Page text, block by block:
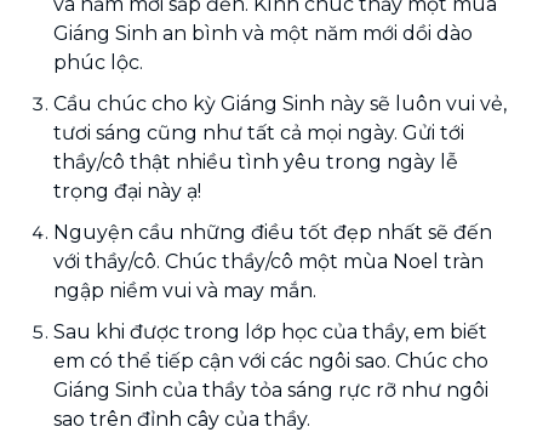
Giáng Sinh an bình và một năm mới dồi dào
phúc lộc.
Cầu chúc cho kỳ Giáng Sinh này sẽ luôn vui vẻ,
tươi sáng cũng như tất cả mọi ngày. Gửi tới
thầy/cô thật nhiều tình yêu trong ngày lễ
trọng đại này ạ!
Nguyện cầu những điều tốt đẹp nhất sẽ đến
với thầy/cô. Chúc thầy/cô một mùa Noel tràn
ngập niềm vui và may mắn.
Sau khi được trong lớp học của thầy, em biết
em có thể tiếp cận với các ngôi sao. Chúc cho
Giáng Sinh của thầy tỏa sáng rực rỡ như ngôi
sao trên đỉnh cây của thầy.